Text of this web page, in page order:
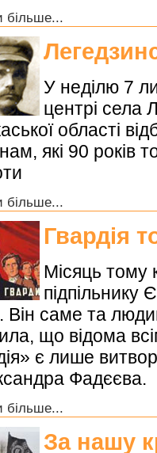
більше...
У неділю 7
центрі села
області
які 90 років
більше...
Гвардія
Місяць тому
підпільнику
Він саме та
що відома
є лише
Фадєєва.
більше...
За нашу